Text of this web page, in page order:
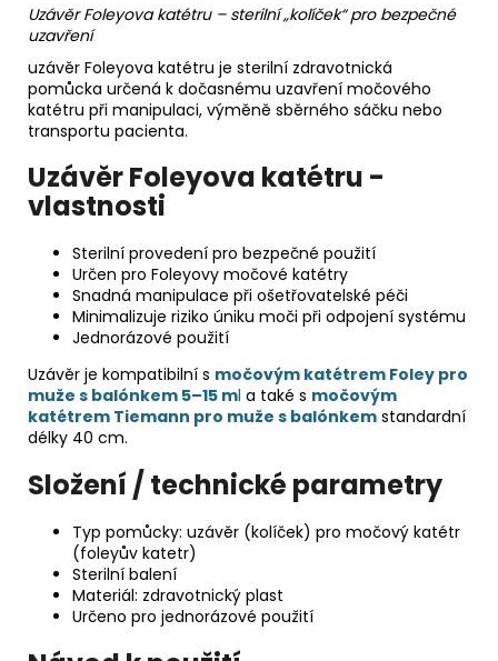
Uzávěr Foleyova katétru – sterilní „kolíček“ pro bezpečné
uzavření
uzávěr Foleyova katétru je sterilní zdravotnická
pomůcka určená k dočasnému uzavření močového
katétru při manipulaci, výměně sběrného sáčku nebo
transportu pacienta.
Uzávěr Foleyova katétru -
vlastnosti
Sterilní provedení pro bezpečné použití
Určen pro Foleyovy močové katétry
Snadná manipulace při ošetřovatelské péči
Minimalizuje riziko úniku moči při odpojení systému
Jednorázové použití
Uzávěr je kompatibilní s močovým katétrem Foley pro
muže s balónkem 5–15 ml a také s močovým
katétrem Tiemann pro muže s balónkem standardní
délky 40 cm.
Složení / technické parametry
Typ pomůcky: uzávěr (kolíček) pro močový katétr
(foleyův katetr)
Sterilní balení
Materiál: zdravotnický plast
Určeno pro jednorázové použití